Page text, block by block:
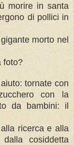
morire in santa
di pollici in
morto nel
foto?
tornate con
con la
da bambini: il
ricerca e alla
cosiddetta